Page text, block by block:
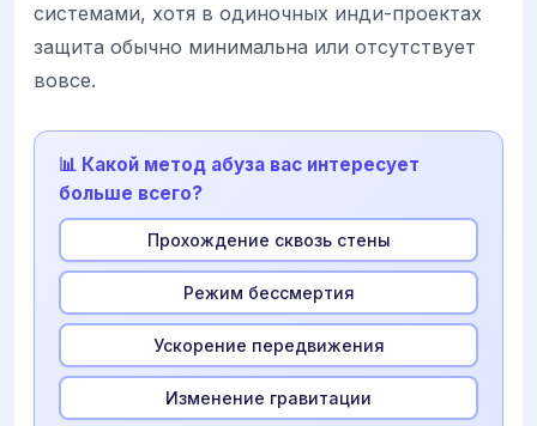
системами, хотя в одиночных инди-проектах
защита обычно минимальна или отсутствует
вовсе.
📊 Какой метод абуза вас интересует
больше всего?
Прохождение сквозь стены
Режим бессмертия
Ускорение передвижения
Изменение гравитации